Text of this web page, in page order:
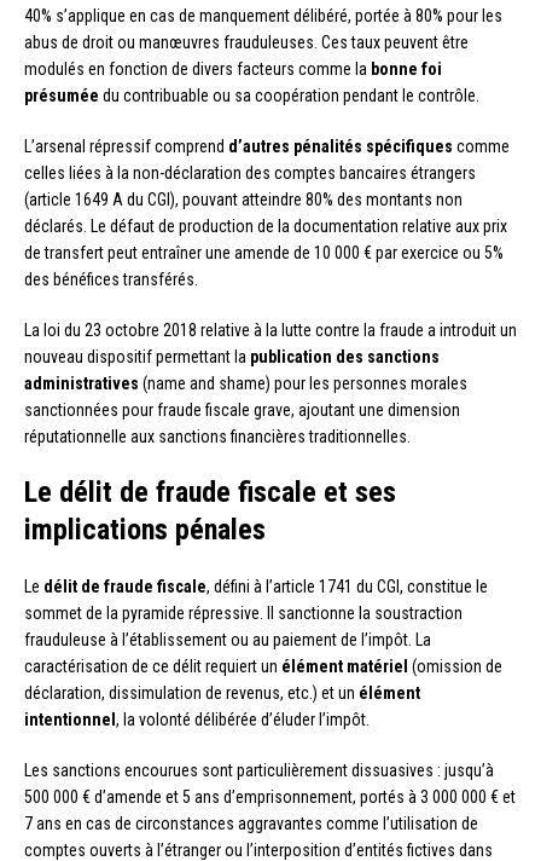
40% s’applique en cas de manquement délibéré, portée à 80% pour les
abus de droit ou manœuvres frauduleuses. Ces taux peuvent être
modulés en fonction de divers facteurs comme la bonne foi
présumée du contribuable ou sa coopération pendant le contrôle.
L’arsenal répressif comprend d’autres pénalités spécifiques comme
celles liées à la non-déclaration des comptes bancaires étrangers
(article 1649 A du CGI), pouvant atteindre 80% des montants non
déclarés. Le défaut de production de la documentation relative aux prix
de transfert peut entraîner une amende de 10 000 € par exercice ou 5%
des bénéfices transférés.
La loi du 23 octobre 2018 relative à la lutte contre la fraude a introduit un
nouveau dispositif permettant la publication des sanctions
administratives (name and shame) pour les personnes morales
sanctionnées pour fraude fiscale grave, ajoutant une dimension
réputationnelle aux sanctions financières traditionnelles.
Le délit de fraude fiscale et ses
implications pénales
Le délit de fraude fiscale, défini à l’article 1741 du CGI, constitue le
sommet de la pyramide répressive. Il sanctionne la soustraction
frauduleuse à l’établissement ou au paiement de l’impôt. La
caractérisation de ce délit requiert un élément matériel (omission de
déclaration, dissimulation de revenus, etc.) et un élément
intentionnel , la volonté délibérée d’éluder l’impôt.
Les sanctions encourues sont particulièrement dissuasives : jusqu’à
500 000 € d’amende et 5 ans d’emprisonnement, portés à 3 000 000 € et
7 ans en cas de circonstances aggravantes comme l’utilisation de
comptes ouverts à l’étranger ou l’interposition d’entités fictives dans